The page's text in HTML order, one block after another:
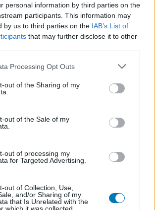
personal information by third parties on the
participants. This information may
by us to third parties on the IAB’s List of
that may further disclose it to other
this website/app uses one or more Google
visit or usage behaviour. You may click to
to Google and its third-party tags to
below specified purposes in below Google
Processing Opt Outs
out of the Sharing of my
out of the Sale of my
out of processing my
for Targeted Advertising.
out of Collection, Use,
and/or Sharing of my
that Is Unrelated with the
tudja
24. 15:40
elmúlt években igyekeztek
tenni a tanulási
csak lehetett, de még
ismereteid sincsenek a World of
akkor kezdőként azt fogod
a Blizzard egy megfejthető világba dob
k fura dolgokat vágnak a fejedhez,
töltik be a képernyődet, miközben